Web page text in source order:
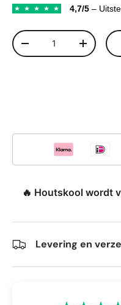
4,7/5 –
Aantal
Verlaag de hoeveelheid
Verhoog
🔥 Houtskool wordt
Levering en